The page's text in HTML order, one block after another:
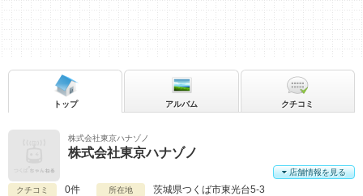
株式会社東京ハナゾノ
株式会社東京ハナゾノ
クチコミ 0件 所在地 茨城県つくば市東光台5-3
店舗情報を見る
トップ アルバム クチコミ